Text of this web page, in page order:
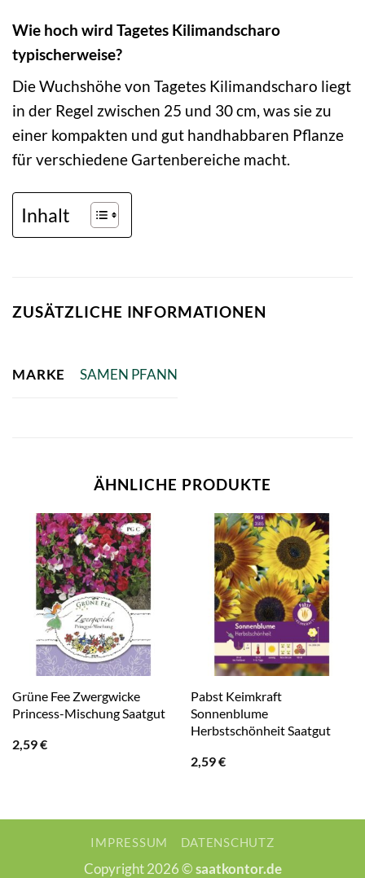
Wie hoch wird Tagetes Kilimandscharo
typischerweise?
Die Wuchshöhe von Tagetes Kilimandscharo liegt
in der Regel zwischen 25 und 30 cm, was sie zu
einer kompakten und gut handhabbaren Pflanze
für verschiedene Gartenbereiche macht.
Inhalt
ZUSÄTZLICHE INFORMATIONEN
MARKE SAMEN PFANN
ÄHNLICHE PRODUKTE
Grüne Fee Zwergwicke
Princess-Mischung Saatgut
2,59€
Pabst Keimkraft
Sonnenblume
Herbstschönheit Saatgut
2,59€
IMPRESSUM DATENSCHUTZ
Copyright 2026 ©saatkontor.de